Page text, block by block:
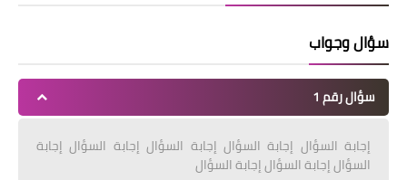
سؤال وجواب
سؤال رقم 1
إجابة السؤال إجابة السؤال إجابة السؤال إجابة السؤال إجابة
السؤال إجابة السؤال إجابة السؤال